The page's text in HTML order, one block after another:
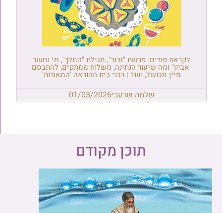
לקראת פורים: פרשת "זכור", מגילת "המלך", מי נחשב
"אביון" ומה שיעור הנתינה, משלוח ממתקים, להתבסם
מיין מבושל, ועוד | רבני בית ההוראה 'המאורות'
שלמה שרעבי01/03/2026
תוכן מקודם